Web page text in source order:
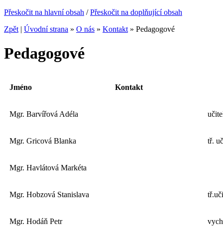
Přeskočit na hlavní obsah /Přeskočit na doplňující obsah
Zpět | Úvodní strana » O nás » Kontakt » Pedagogové
Pedagogové
Jméno Kontakt
Mgr. Barvířová Adéla
Mgr. Gricová Blanka tř.
Mgr. Havlátová Markéta
Mgr. Hobzová Stanislava
Mgr. Hodáň Petr